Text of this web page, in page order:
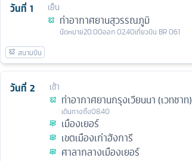
วันที่ 1 เย็น
ท่าอากาศยานสุวรรณภูมิ
นัดหมาย20.00ออก02.40เที่ยวบิน BR 061
วันที่ 2 เช้า
ท่าอากาศยานกรุงเวียนนา (เวทชาท)
เดินทางถึง08.40
เมืองเยอร์
เขตเมืองเก่าฮังการี
ศาลากลางเมืองเยอร์